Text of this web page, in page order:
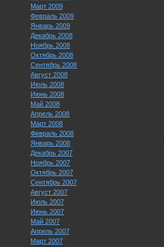
Март 2009
Февраль 2009
Январь 2009
Декабрь 2008
Ноябрь 2008
Октябрь 2008
Сентябрь 2008
Август 2008
Июль 2008
Июнь 2008
Май 2008
Апрель 2008
Март 2008
Февраль 2008
Январь 2008
Декабрь 2007
Ноябрь 2007
Октябрь 2007
Сентябрь 2007
Август 2007
Июль 2007
Июнь 2007
Май 2007
Апрель 2007
Март 2007